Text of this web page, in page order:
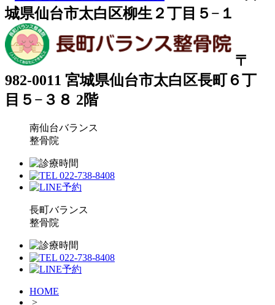
城県仙台市太白区柳生２丁目５−１
〒
982-0011 宮城県仙台市太白区長町６丁
目５−３８ 2階
南仙台バランス
整骨院
長町バランス
整骨院
HOME
>